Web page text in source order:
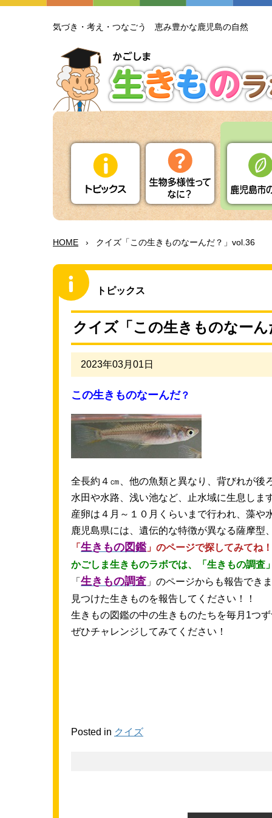
気づき・ 考え・つなごう 恵み豊かな鹿児島の自然
HOME › クイズ「この生きものなーんだ？」vol.36
トピックス
クイズ「この生きものなー
2023年03月01日
この生きものなーんだ？
全長約 ４㎝、 他の魚類と異なり、 背びれが後
水田や水路 浅い池など、 止水域に生息 しま
産卵は４ 月 ～１０ 月 くらいまで行われ、 藻や
鹿児島県には、 遺伝的な特徴が異なる薩摩型
「 生きもの図鑑 」のページで探してみてね
かごしま生きものラボでは、「 生きもの調査
「 生きもの調査 」のページからも報告でき
見つけた生きものを報告してください！！
生きもの図鑑の中の生きものたちを毎月 1つ
ぜひチャレンジしてみてください！
Posted in クイズ